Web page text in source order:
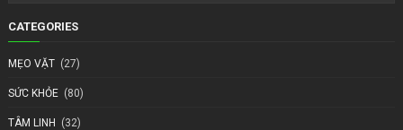
CATEGORIES
MẸO VẶT (27)
SỨC KHỎE (80)
TÂM LINH (32)